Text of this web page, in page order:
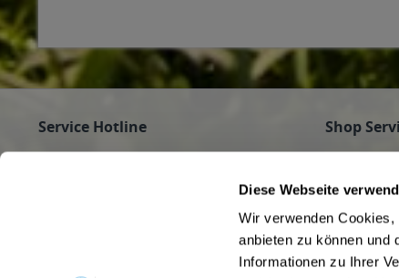
Diese Webseite
Wir verwenden
anbieten zu können und
Informationen zu Ihrer
Oberschleißheim, 85774 Unterföhring
Service Hotline
Haben Sie Fragen zu Ihrer Bestellung?
089/350 81 01
Shop
Jobs
Kontakt
Getränke